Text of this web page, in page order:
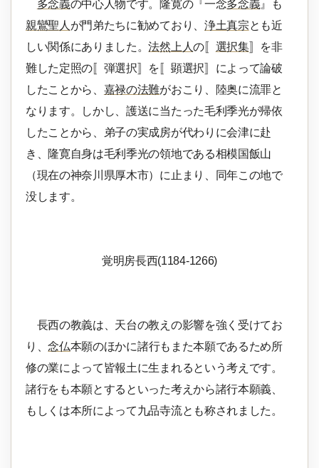
多念義の中心人物です。隆寛の『一念多念義』も
親鸞聖人 が門弟たちに勧めており、 浄土真宗とも近
しい関係にありました。法然上人の〚 選択集〛を非
難した定照の〚弾選択〛を〚顕選択〛によって論破
したことから、 嘉禄の法難がおこり、陸奥に流罪と
なります。しかし、護送に当たった毛利季光が帰依
したことから、弟子の実成房が代わりに会津に赴
き、隆寛自身は毛利季光の領地である相模国飯山
（現在の神奈川県厚木市）に止まり、同年この地で
没します。
覚明房長西(1184-1266)
長西の教義は、天台の教えの影響を強く受けてお
り、念仏本願のほかに諸行もまた本願であるため所
修の業によって皆報土に生まれるという考えです。
諸行をも本願とするといった考えから諸行本願義、
もしくは本所によって九品寺流とも称されました。